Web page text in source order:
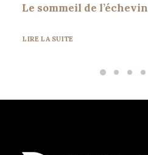
Le sommeil de l’échevin
LIRE LA SUITE